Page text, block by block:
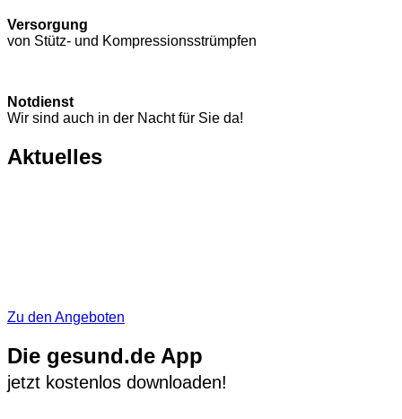
Versorgung
von Stütz- und Kompressions­strümpfen
Notdienst
Wir sind auch in der Nacht für Sie da!
Aktuelles
Zu den Angeboten
Die gesund.de App
jetzt kostenlos downloaden!